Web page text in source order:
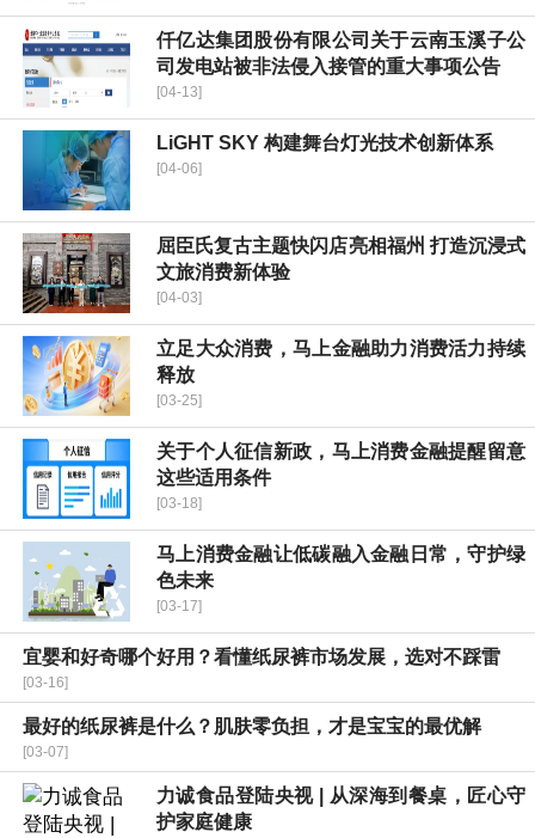
仟亿达集团股份有限公司关于云南玉溪子公
司发电站被非法侵入接管的重大事项公告
[04-13]
LiGHT SKY 构建舞台灯光技术创新体系
[04-06]
屈臣氏复古主题快闪店亮相福州 打造沉浸式
文旅消费新体验
[04-03]
立足大众消费，马上金融助力消费活力持续
释放
[03-25]
关于个人征信新政，马上消费金融提醒留意
这些适用条件
[03-18]
马上消费金融让低碳融入金融日常，守护绿
色未来
[03-17]
宜婴和好奇哪个好用？看懂纸尿裤市场发展，选对不踩雷
[03-16]
最好的纸尿裤是什么？肌肤零负担，才是宝宝的最优解
[03-07]
力诚食品登陆央视 | 从深海到餐桌，匠心守
护家庭健康